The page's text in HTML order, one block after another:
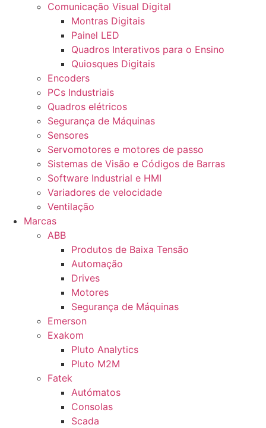
Comunicação Visual Digital
Montras Digitais
Painel LED
Quadros Interativos para o Ensino
Quiosques Digitais
Encoders
PCs Industriais
Quadros elétricos
Segurança de Máquinas
Sensores
Servomotores e motores de passo
Sistemas de Visão e Códigos de Barras
Software Industrial e HMI
Variadores de velocidade
Ventilação
Marcas
ABB
Produtos de Baixa Tensão
Automação
Drives
Motores
Segurança de Máquinas
Emerson
Exakom
Pluto Analytics
Pluto M2M
Fatek
Autómatos
Consolas
Scada